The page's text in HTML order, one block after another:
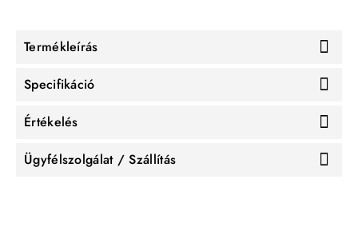
Termékleírás
Specifikáció
Értékelés
Ügyfélszolgálat / Szállítás